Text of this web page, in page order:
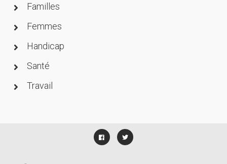
Familles
Femmes
Handicap
Santé
Travail